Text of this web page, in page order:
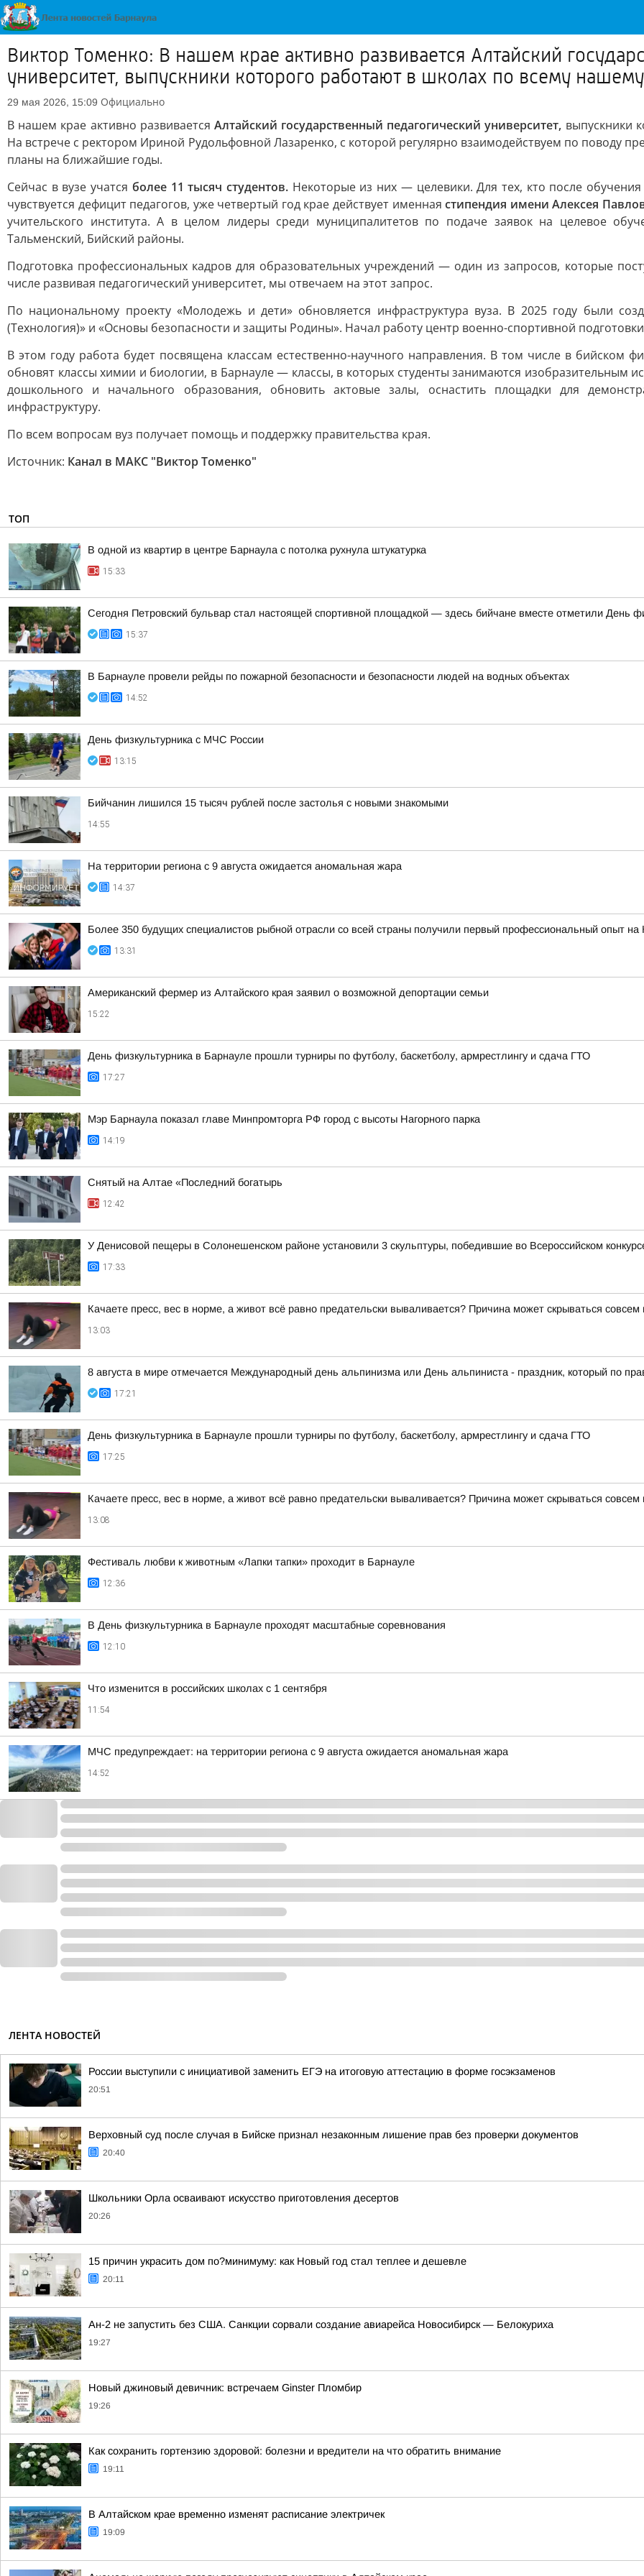
Виктор Томенко: В нашем крае активно развивается Алтайский
университет, выпускники которого работают в школах по всему
29 мая 2026, 15:09 Официально
В нашем крае активно развивается Алтайский государственный педагогический университет, выпускники
На встрече с ректором Ириной Рудольфовной Лазаренко, с которой регулярно взаимодействуем по поводу
планы на ближайшие годы.
Сейчас в вузе учатся более 11 тысяч студентов.Некоторые из них — целевики. Для тех, кто после
чувствуется дефицит педагогов, уже четвертый год крае действует именнаястипендия имени Алексея
учительского института. А в целом лидеры среди муниципалитетов по подаче заявок на целевое
Тальменский, Бийский районы.
Подготовка профессиональных кадров для образовательных учреждений — один из запросов, которые
числе развивая педагогический университет, мы отвечаем на этот запрос.
По национальному проекту «Молодежь и дети» обновляется инфраструктура вуза. В 2025 году были
(Технология)» и «Основы безопасности и защиты Родины». Начал работу центр военно-спортивной
В этом году работа будет посвящена классам естественно-научного направления. В том числе в бийском
обновят классы химии и биологии, в Барнауле — классы, в которых студенты занимаются изобразительным
дошкольного и начального образования, обновить актовые залы, оснастить площадки для
инфраструктуру.
По всем вопросам вуз получает помощь и поддержку правительства края.
Источник: Канал в МАКС "Виктор Томенко"
ТОП
В одной из квартир в центре Барнаула с потолка рухнула штукатурка
15:33
Сегодня Петровский бульвар стал настоящей спортивной площадкой — здесь бийчане вместе отметили День
15:37
В Барнауле провели рейды по пожарной безопасности и безопасности людей на водных объектах
14:52
День физкультурника с МЧС России
13:15
Бийчанин лишился 15 тысяч рублей после застолья с новыми знакомыми
14:55
На территории региона с 9 августа ожидается аномальная жара
14:37
Более 350 будущих специалистов рыбной отрасли со всей страны получили первый профессиональный опыт на
13:31
Американский фермер из Алтайского края заявил о возможной депортации семьи
15:22
День физкультурника в Барнауле прошли турниры по футболу, баскетболу, армрестлингу и сдача ГТО
17:27
Мэр Барнаула показал главе Минпромторга РФ город с высоты Нагорного парка
14:19
Снятый на Алтае «Последний богатырь
12:42
У Денисовой пещеры в Солонешенском районе установили 3 скульптуры, победившие во Всероссийском
17:33
Качаете пресс, вес в норме, а живот всё равно предательски вываливается? Причина может скрываться
13:03
8 августа в мире отмечается Международный день альпинизма или День альпиниста - праздник, который по
17:21
День физкультурника в Барнауле прошли турниры по футболу, баскетболу, армрестлингу и сдача ГТО
17:25
Качаете пресс, вес в норме, а живот всё равно предательски вываливается? Причина может скрываться
13:08
Фестиваль любви к животным «Лапки тапки» проходит в Барнауле
12:36
В День физкультурника в Барнауле проходят масштабные соревнования
12:10
Что изменится в российских школах с 1 сентября
11:54
МЧС предупреждает: на территории региона с 9 августа ожидается аномальная жара
14:52
ЛЕНТА НОВОСТЕЙ
России выступили с инициативой заменить ЕГЭ на итоговую аттестацию в форме госэкзаменов
20:51
Верховный суд после случая в Бийске признал незаконным лишение прав без проверки документов
20:40
Школьники Орла осваивают искусство приготовления десертов
20:26
15 причин украсить дом по?минимуму: как Новый год стал теплее и дешевле
20:11
Ан-2 не запустить без США. Санкции сорвали создание авиарейса Новосибирск — Белокуриха
19:27
Новый джиновый девичник: встречаем Ginster Пломбир
19:26
Как сохранить гортензию здоровой: болезни и вредители на что обратить внимание
19:11
В Алтайском крае временно изменят расписание электричек
19:09